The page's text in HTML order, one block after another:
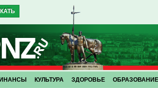
КУЛЬТУРА ЗДОРОВЬЕ ОБРАЗОВАНИЕ